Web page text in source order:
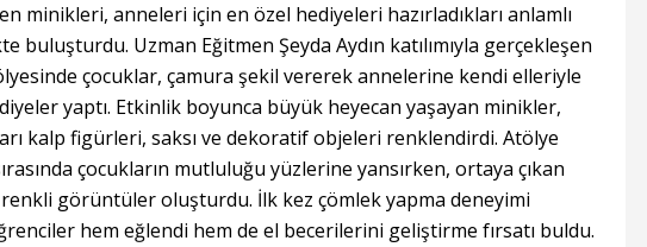
minikleri, anneleri için en özel hediyeleri hazırladıkları anlamlı
buluşturdu. Uzman Eğitmen Şeyda Aydın katılımıyla gerçekleşen
çocuklar, çamura şekil vererek annelerine kendi elleriyle
yaptı. Etkinlik boyunca büyük heyecan yaşayan minikler,
kalp figürleri, saksı ve dekoratif objeleri renklendirdi. Atölye
çocukların mutluluğu yüzlerine yansırken, ortaya çıkan
görüntüler oluşturdu. İlk kez çömlek yapma deneyimi
hem eğlendi hem de el becerilerini geliştirme fırsatı buldu.